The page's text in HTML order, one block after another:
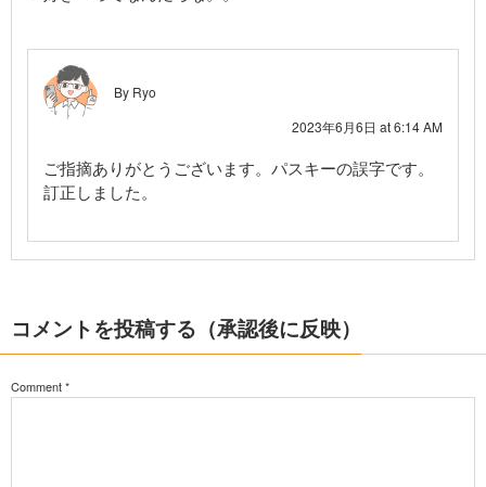
By Ryo
2023年6月6日 at 6:14 AM
ご指摘ありがとうございます。パスキーの誤字です。
訂正しました。
コメントを投稿する（承認後に反映）
Comment*